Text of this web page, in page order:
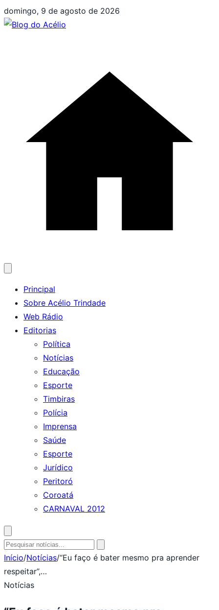
Pular
para
domingo, 9 de agosto de 2026
menu
Principal
Sobre Acélio Trindade
Web Rádio
Editorias
Política
Notícias
Educação
Esporte
Timbiras
Polícia
Imprensa
Saúde
Esporte
Jurídico
Peritoró
Coroatá
CARNAVAL 2012
busca
Pesquisar
por:
Início/Notícias/“Eu faço é bater mesmo pra aprender
respeitar”,…
Notícias